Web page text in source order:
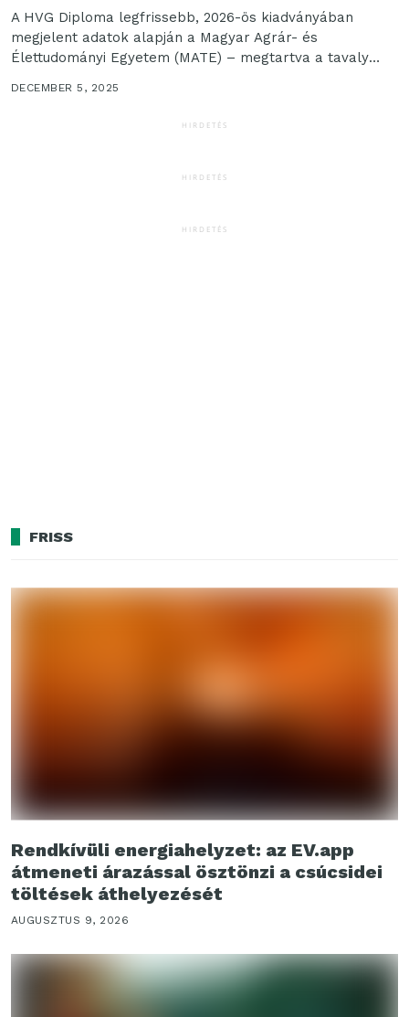
A HVG Diploma legfrissebb, 2026-ös kiadványában
megjelent adatok alapján a Magyar Agrár- és
Élettudományi Egyetem (MATE) – megtartva a tavaly
DECEMBER 5, 2025
HIRDETÉS
HIRDETÉS
HIRDETÉS
FRISS
Rendkívüli energiahelyzet: az EV.app
átmeneti árazással ösztönzi a csúcsidei
töltések áthelyezését
AUGUSZTUS 9, 2026